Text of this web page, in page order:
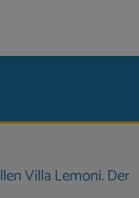
Villa Lemoni. Der